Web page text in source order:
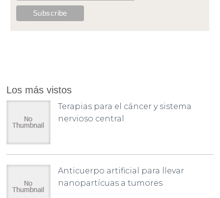
Los más vistos
Terapias para el cáncer y sistema
nervioso central
Anticuerpo artificial para llevar
nanopartícuas a tumores